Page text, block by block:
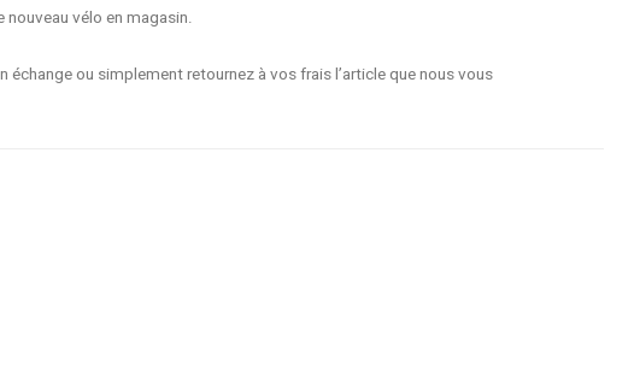
vélo en magasin.
ou simplement retournez à vos frais l’article que nous vous